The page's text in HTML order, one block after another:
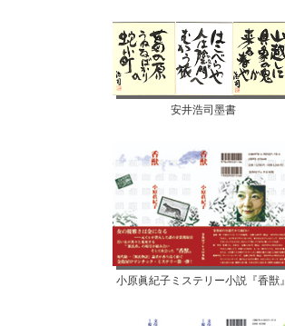
安井浩司墨書
小原眞紀子ミステリー小説『香獣』